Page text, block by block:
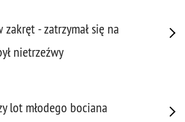
zakręt - zatrzymał się na
nietrzeźwy
lot młodego bociana